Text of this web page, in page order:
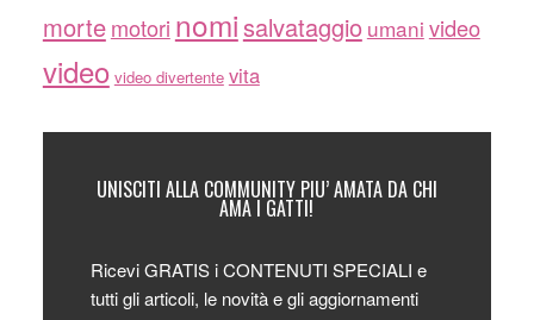
mortemotori nomisalvataggio umani video
video video divertente vita
UNISCITI ALLA COMMUNITY PIU’ AMATA DA CHI
AMA I GATTI!
Ricevi GRATIS i CONTENUTI SPECIALI e
tutti gli articoli, le novità e gli aggiornamenti